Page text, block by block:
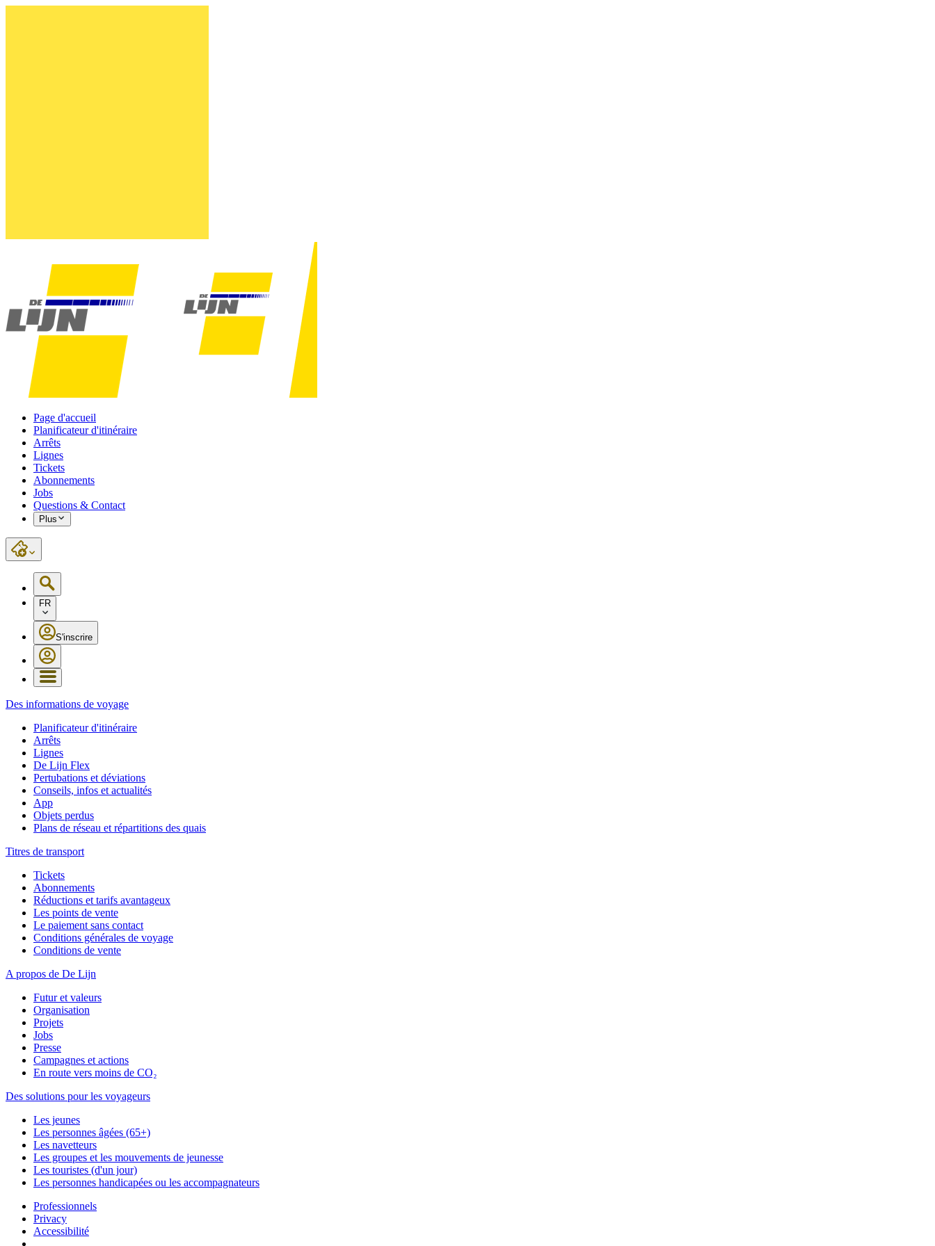
Page d'accueil
Planificateur d'itinéraire
Arrêts
Lignes
Tickets
Abonnements
Jobs
Questions & Contact
Plus
FR
S'inscrire
Des informations de voyage
Planificateur d'itinéraire
Arrêts
Lignes
De Lijn Flex
Pertubations et déviations
Conseils, infos et actualités
App
Objets perdus
Plans de réseau et répartitions des quais
Titres de transport
Tickets
Abonnements
Réductions et tarifs avantageux
Les points de vente
Le paiement sans contact
Conditions générales de voyage
Conditions de vente
A propos de De Lijn
Futur et valeurs
Organisation
Projets
Jobs
Presse
Campagnes et actions
En route vers moins de CO₂
Des solutions pour les voyageurs
Les jeunes
Les personnes âgées (65+)
Les navetteurs
Les groupes et les mouvements de jeunesse
Les touristes (d'un jour)
Les personnes handicapées ou les accompagnateurs
Professionnels
Privacy
Accessibilité